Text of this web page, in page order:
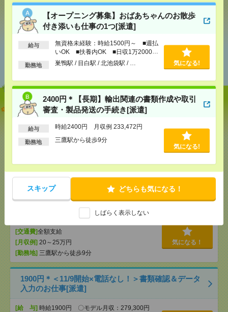
【オープニング募集】おばあちゃんのお散歩
付き添いも仕事の1つ[派遣]
給与
無資格未経験：時給1500円～ ■週払
いOK ■扶養内OK ■日収1万2000円
以上
勤務地 巣鴨駅 / 目白駅 / 北池袋駅 / … 気になる!
2400円＊【長期】輸出関連の書類作成や取引
審査・製品発送の手続き[派遣]
給与 時給2400円 月収例 233,472円
勤務地
三鷹駅から徒歩9分
気になる!
スキップ どちらも気になる！
しばらく表示しない
シェア ツイート ブックマーク
あなたの閲覧履歴からの
おすすめ
【オープニング募集】おばあちゃんのお散歩付き添
いも仕事の1つ[派遣]
無資格未経験：時給1500円～ ■週払い
OK ■扶養内OK ■日収1万2000円以上
[勤務地]巣鴨駅/目白駅/北池袋駅/…
2400円＊【長期】輸出関連の書類作成や取引審査・
製品発送の手続き[派遣]
[交通費]全額支給
[月収例] 20～25万円
[勤務地] 三鷹駅から徒歩9分
気になる！
1900円＊＜11/9開始×電話なし！＞書類確認＆データ
入力のお仕事[派遣]
[給 与] 時給1900円 〇モデル月収：279,300円